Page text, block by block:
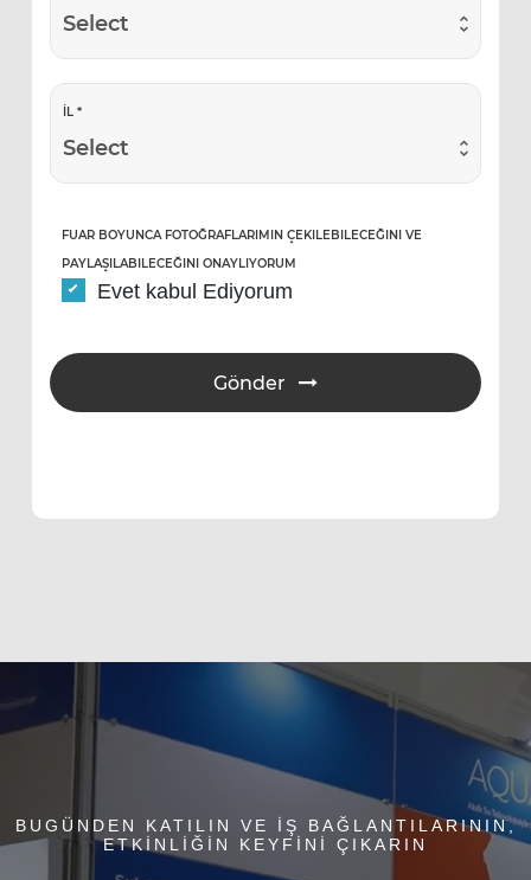
BUGÜNDEN KATILIN VE İŞ BAĞLANTILARININ,
ETKİNLİĞİN KEYFİNİ ÇIKARIN